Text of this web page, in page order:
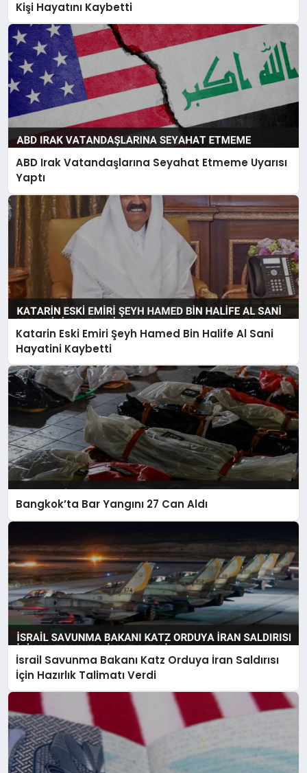
Kişi Hayatını Kaybetti
ABD Irak Vatandaşlarına Seyahat Etmeme Uyarısı
Yaptı
Katarin Eski Emiri Şeyh Hamed Bin Halife Al Sani
Hayatini Kaybetti
Bangkok’ta Bar Yangını 27 Can Aldı
İsrail Savunma Bakanı Katz Orduya İran Saldırısı
İçin Hazırlık Talimatı Verdi